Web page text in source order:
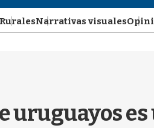
RuralesNarrativas visuales
es